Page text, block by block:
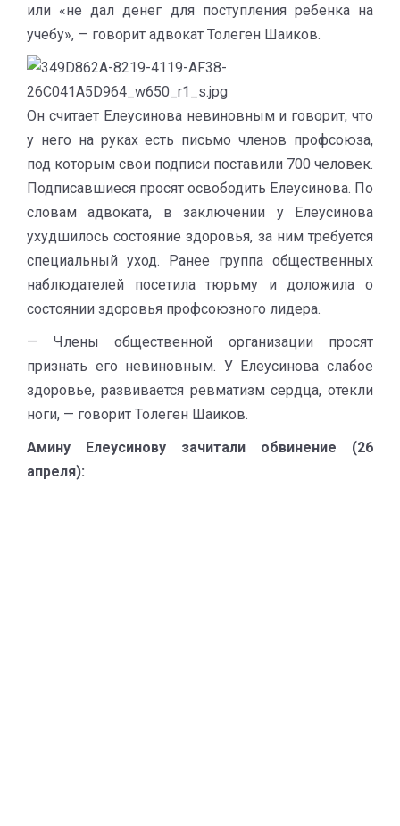
или «не дал денег для поступления ребенка на
учебу», — говорит адвокат Толеген Шаиков.
Он считает Елеусинова невиновным и говорит, что
у него на руках есть письмо членов профсоюза,
под которым свои подписи поставили 700 человек.
Подписавшиеся просят освободить Елеусинова. По
словам адвоката, в заключении у Елеусинова
ухудшилось состояние здоровья, за ним требуется
специальный уход. Ранее группа общественных
наблюдателей посетила тюрьму и доложила о
состоянии здоровья профсоюзного лидера.
— Члены общественной организации просят
признать его невиновным. У Елеусинова слабое
здоровье, развивается ревматизм сердца, отекли
ноги, — говорит Толеген Шаиков.
Амину Елеусинову зачитали обвинение (26
апреля):